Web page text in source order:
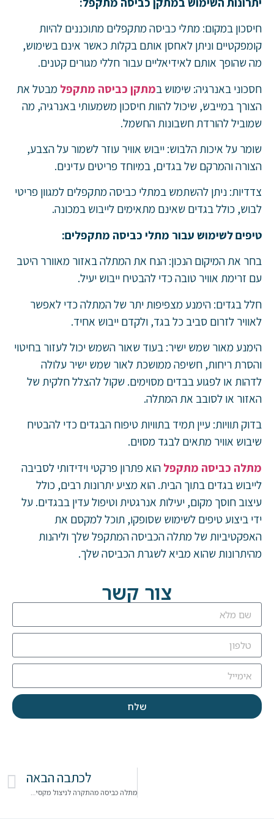
חיסכון במקום: מתלי כביסה מתקפלים מתוכננים להיות
קומפקטיים וניתן לאחסן אותם בקלות כאשר אינם בשימוש,
מה שהופך אותם לאידיאליים עבור חללי מגורים קטנים.
חסכוני באנרגיה: שימוש במתקן כביסה מתקפל מבטל את
הצורך במייבש, שיכול להוות חיסכון משמעותי באנרגיה, מה
שמוביל להורדת חשבונות החשמל.
שומר על איכות הלבוש: ייבוש אוויר עוזר לשמור על הצבע,
הצורה והמרקם של בגדים, במיוחד פריטים עדינים.
צדדיות: ניתן להשתמש במתלי כביסה מתקפלים למגוון פריטי
לבוש, כולל בגדים שאינם מתאימים לייבוש במכונה.
טיפים לשימוש עבור מתלי כביסה מתקפלים:
בחר את המיקום הנכון: הנח את המתלה באזור מאוורר היטב
עם זרימת אוויר טובה כדי להבטיח ייבוש יעיל.
חלל בגדים: הימנע מצפיפות יתר של המתלה כדי לאפשר
לאוויר לזרום סביב כל בגד, ולקדם ייבוש אחיד.
הימנע מאור שמש ישיר: בעוד שאור השמש יכול לעזור בחיטוי
והסרת ריחות, חשיפה ממושכת לאור שמש ישיר עלולה
לדהות או לפגוע בבדים מסוימים. שקול להצלל חלקית של
האזור או לסובב את המתלה.
בדוק תוויות: עיין תמיד בתוויות טיפוח הבגדים כדי להבטיח
שיבוש אוויר מתאים לבגד מסוים.
מתלה כביסה מתקפל הוא פתרון פרקטי וידידותי לסביבה
לייבוש בגדים בתוך הבית. הוא מציע יתרונות רבים, כולל
עיצוב חוסך מקום, יעילות אנרגטית וטיפול עדין בבגדים. על
ידי ביצוע טיפים לשימוש שסופקו, תוכל למקסם את
האפקטיביות של מתלה הכביסה המתקפל שלך וליהנות
מהיתרונות שהוא מביא לשגרת הכביסה שלך.
צור קשר
שלח
לכתבה הבאה
מתלה כביסה מהתקרה לניצול מקסימלי